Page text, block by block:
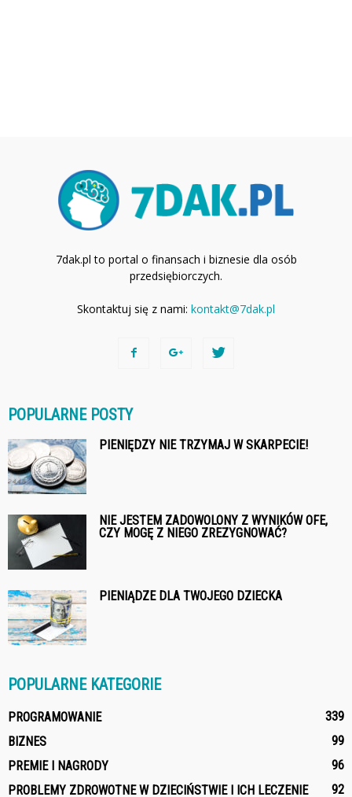
7dak.pl to portal o finansach i biznesie dla osób
przedsiębiorczych.
Skontaktuj się z nami: kontakt@7dak.pl
POPULARNE POSTY
PIENIĘDZY NIE TRZYMAJ W SKARPECIE!
NIE JESTEM ZADOWOLONY Z WYNIKÓW OFE,
CZY MOGĘ Z NIEGO ZREZYGNOWAĆ?
PIENIĄDZE DLA TWOJEGO DZIECKA
POPULARNE KATEGORIE
PROGRAMOWANIE
339
BIZNES
99
PREMIE I NAGRODY
96
PROBLEMY ZDROWOTNE W DZIECIŃSTWIE I ICH LECZENIE
92